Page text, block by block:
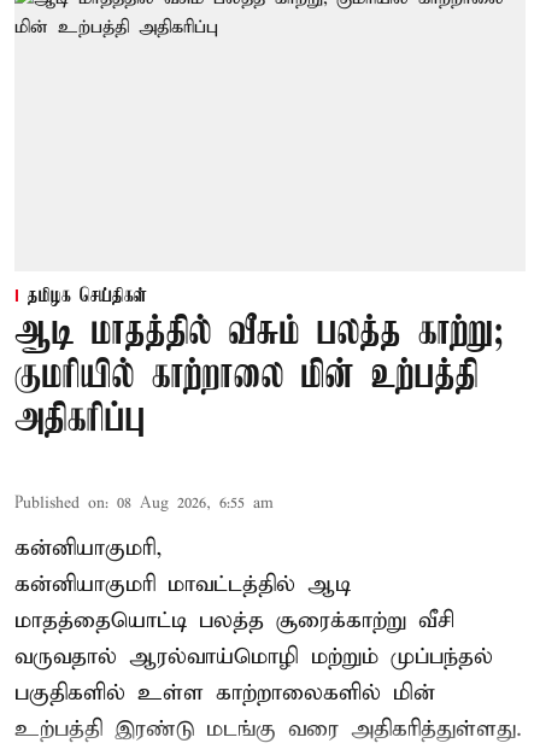
தமிழக செய்திகள்
ஆடி மாதத்தில் வீசும் பலத்த காற்று;
குமரியில் காற்றாலை மின் உற்பத்தி
அதிகரிப்பு
Published on: 08 Aug 2026, 6:55 am
கன்னியாகுமரி,
கன்னியாகுமரி மாவட்டத்தில் ஆடி
மாதத்தையொட்டி பலத்த சூரைக்காற்று வீசி
வருவதால் ஆரல்வாய்மொழி மற்றும் முப்பந்தல்
பகுதிகளில் உள்ள காற்றாலைகளில் மின்
உற்பத்தி இரண்டு மடங்கு வரை அதிகரித்துள்ளது.